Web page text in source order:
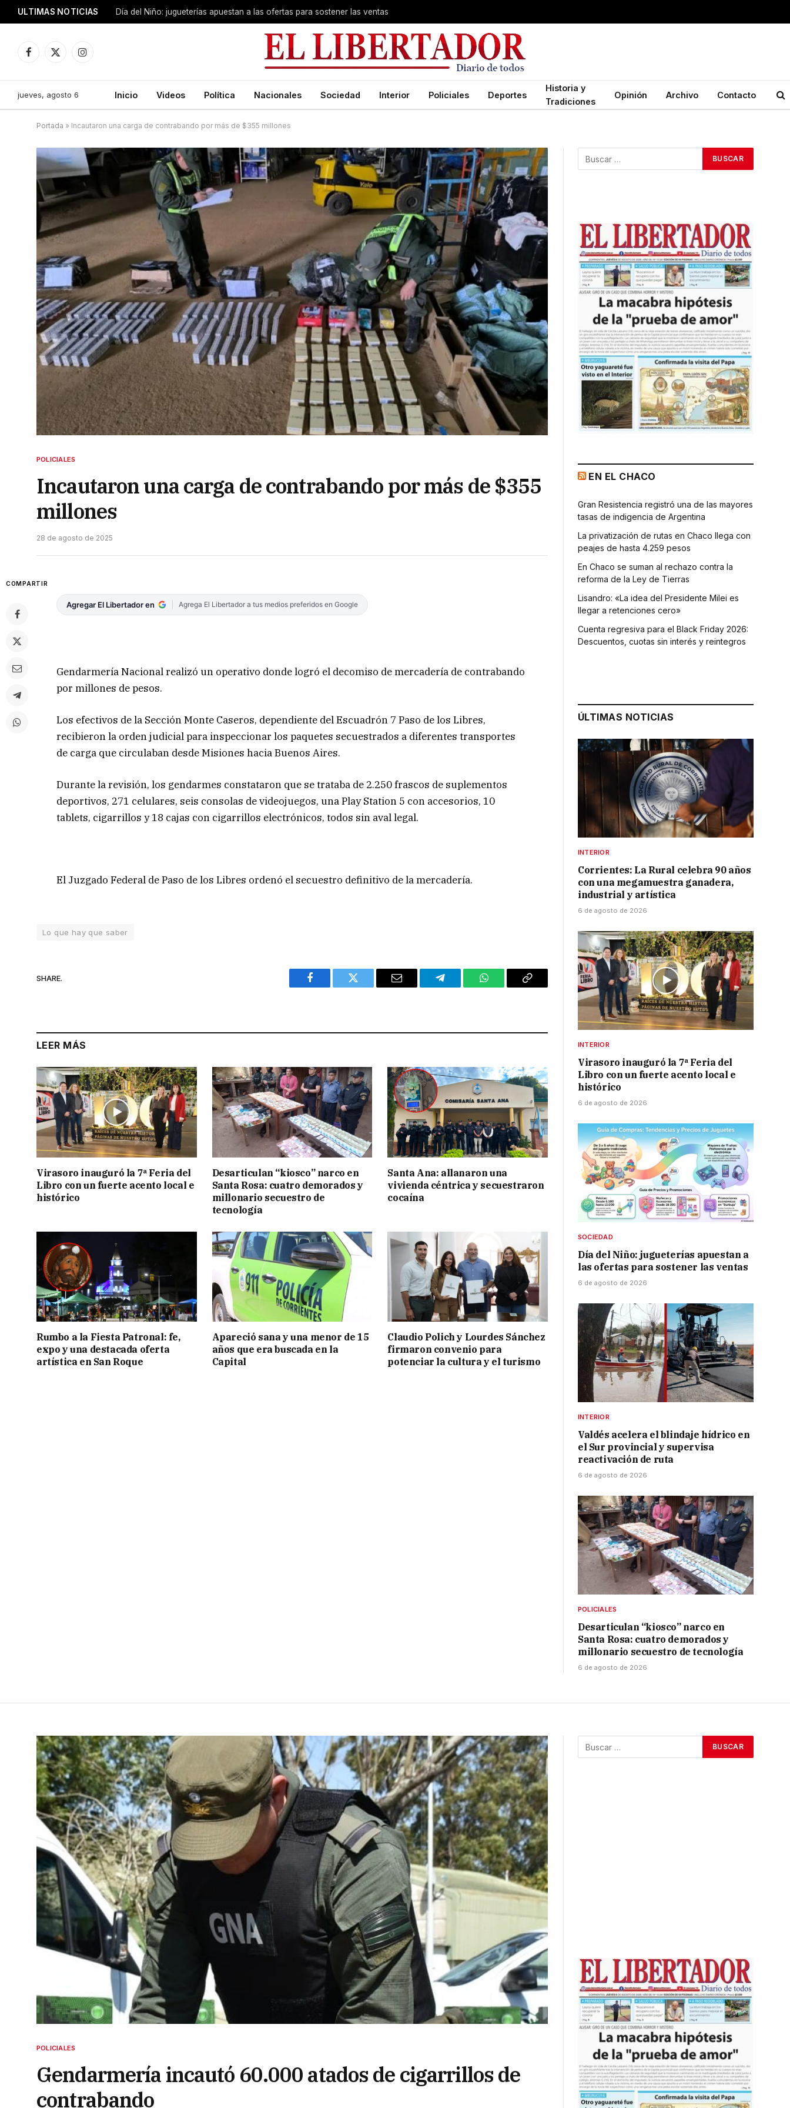
ULTIMAS NOTICIAS Día del Niño: jugueterías apuestan a las ofertas para sostener las ventas
Facebook
X
Instagram
jueves, agosto 6 Inicio Videos Política Nacionales Sociedad Interior Policiales Deportes
Historia y
Tradiciones
Opinión Archivo Contacto
Portada » Incautaron una carga de contrabando por más de $355 millones
POLICIALES
Incautaron una carga de contrabando por más de $355
millones
28 de agosto de 2025
COMPARTIR
Agregar El Libertador en Agrega El Libertador a tus medios preferidos en Google
Gendarmería Nacional realizó un operativo donde logró el decomiso de mercadería de contrabando
por millones de pesos.
Los efectivos de la Sección Monte Caseros, dependiente del Escuadrón 7 Paso de los Libres,
recibieron la orden judicial para inspeccionar los paquetes secuestrados a diferentes transportes
de carga que circulaban desde Misiones hacia Buenos Aires.
Durante la revisión, los gendarmes constataron que se trataba de 2.250 frascos de suplementos
deportivos, 271 celulares, seis consolas de videojuegos, una Play Station 5 con accesorios, 10
tablets, cigarrillos y 18 cajas con cigarrillos electrónicos, todos sin aval legal.
El Juzgado Federal de Paso de los Libres ordenó el secuestro definitivo de la mercadería.
Lo que hay que saber
SHARE.
Facebook Twitter Email Telegram WhatsAppCopy
LEER MÁS
Virasoro inauguró la 7ª Feria del
Libro con un fuerte acento local e
histórico
Desarticulan “kiosco” narco en
Santa Rosa: cuatro demorados y
millonario secuestro de
tecnología
Santa Ana: allanaron una
vivienda céntrica y secuestraron
cocaína
Rumbo a la Fiesta Patronal: fe,
expo y una destacada oferta
artística en San Roque
Apareció sana y una menor de 15
años que era buscada en la
Capital
Claudio Polich y Lourdes Sánchez
firmaron convenio para
potenciar la cultura y el turismo
EN EL CHACO
Gran Resistencia registró una de las mayores
tasas de indigencia de Argentina
La privatización de rutas en Chaco llega con
peajes de hasta 4.259 pesos
En Chaco se suman al rechazo contra la
reforma de la Ley de Tierras
Lisandro: «La idea del Presidente Milei es
llegar a retenciones cero»
Cuenta regresiva para el Black Friday 2026:
Descuentos, cuotas sin interés y reintegros
ÚLTIMAS NOTICIAS
INTERIOR
Corrientes: La Rural celebra 90 años
con una megamuestra ganadera,
industrial y artística
6 de agosto de 2026
INTERIOR
Virasoro inauguró la 7ª Feria del
Libro con un fuerte acento local e
histórico
6 de agosto de 2026
SOCIEDAD
Día del Niño: jugueterías apuestan a
las ofertas para sostener las ventas
6 de agosto de 2026
INTERIOR
Valdés acelera el blindaje hídrico en
el Sur provincial y supervisa
reactivación de ruta
6 de agosto de 2026
POLICIALES
Desarticulan “kiosco” narco en
Santa Rosa: cuatro demorados y
millonario secuestro de tecnología
6 de agosto de 2026
POLICIALES
Gendarmería incautó 60.000 atados de cigarrillos de
contrabando